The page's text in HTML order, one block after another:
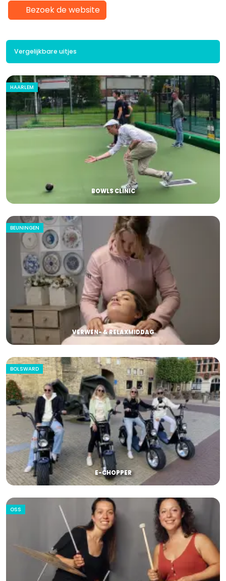
Bezoek de website
Vergelijkbare uitjes
HAARLEM
BOWLS CLINIC
BEUNINGEN
VERWEN- & RELAXMIDDAG
BOLSWARD
E-CHOPPER
OSS